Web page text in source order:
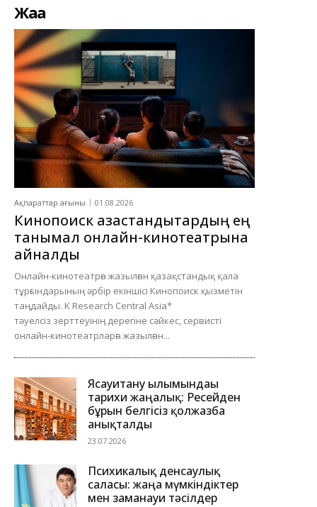
Жаңа
Ақпараттар ағыны 01.08.2026
Кинопоиск қазақстандықтардың ең
танымал онлайн-кинотеатрына
айналды
Онлайн-кинотеатрға жазылған қазақстандық қала
тұрғындарының әрбір екіншісі Кинопоиск қызметін
таңдайды. K Research Central Asia*
тәуелсіз зерттеуінің дерегіне сәйкес, сервисті
онлайн-кинотеатрларға жазылған...
Ясауитану ғылымындағы
тарихи жаңалық: Ресейден
бұрын белгісіз қолжазба
анықталды
23.07.2026
Психикалық денсаулық
саласы: жаңа мүмкіндіктер
мен заманауи тәсілдер